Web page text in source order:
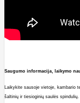
Saugumo informacija, laikymo
Laikykite sausoje vietoje, kambario
šaltinių ir tiesioginių saulės